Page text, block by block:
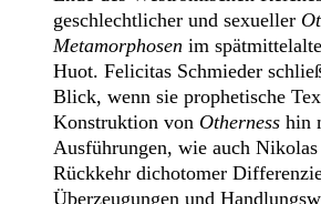
geschlechtlicher und sexueller
Metamorphosen im
Huot. Felicitas Schmieder
Blick, wenn sie prophetische
Konstruktion von Otherness hin
Ausführungen, wie auch
Rückkehr dichotomer
Überzeugungen und